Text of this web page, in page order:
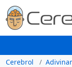
Cerebrol